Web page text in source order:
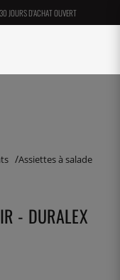
30 JOURS D'ACHAT OUVERT
Assiettes à salade
- DURALEX